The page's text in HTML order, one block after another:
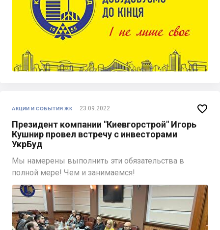
АКЦИИ И СОБЫТИЯ ЖК 23.09.2022
Президент компании "Киевгорстрой" Игорь
Кушнир провел встречу с инвесторами
УкрБуд
Мы намерены выполнить эти обязательства в
полной мере! Чем и занимаемся!
